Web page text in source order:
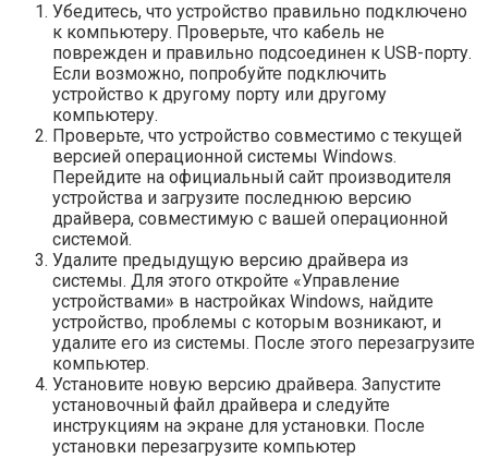
Убедитесь, что устройство правильно подключено
к компьютеру. Проверьте, что кабель не
поврежден и правильно подсоединен к USB-порту.
Если возможно, попробуйте подключить
устройство к другому порту или другому
компьютеру.
Проверьте, что устройство совместимо с текущей
версией операционной системы Windows.
Перейдите на официальный сайт производителя
устройства и загрузите последнюю версию
драйвера, совместимую с вашей операционной
системой.
Удалите предыдущую версию драйвера из
системы. Для этого откройте «Управление
устройствами» в настройках Windows, найдите
устройство, проблемы с которым возникают, и
удалите его из системы. После этого перезагрузите
компьютер.
Установите новую версию драйвера. Запустите
установочный файл драйвера и следуйте
инструкциям на экране для установки. После
установки перезагрузите компьютер